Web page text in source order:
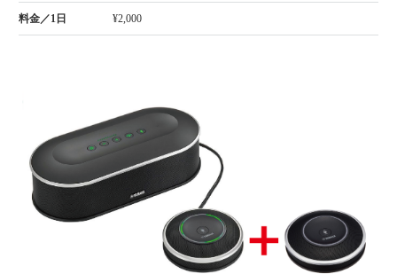
¥2,000